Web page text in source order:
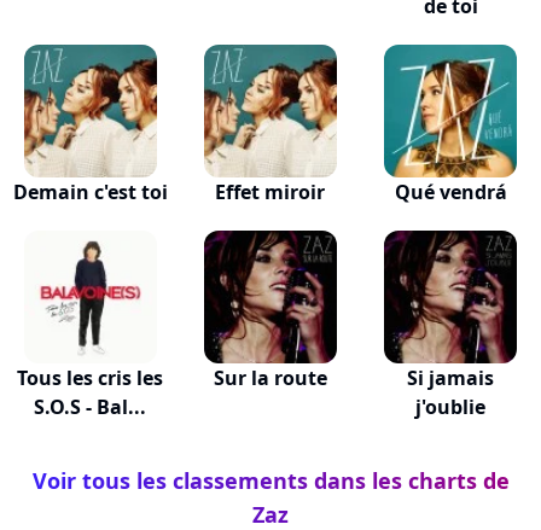
de toi
Demain c'est toi Effet miroir Qué vendrá
Tous les cris les
S.O.S - Bal...
Sur la route
Si jamais
j'oublie
Voir tous les classements dans les charts de
Zaz